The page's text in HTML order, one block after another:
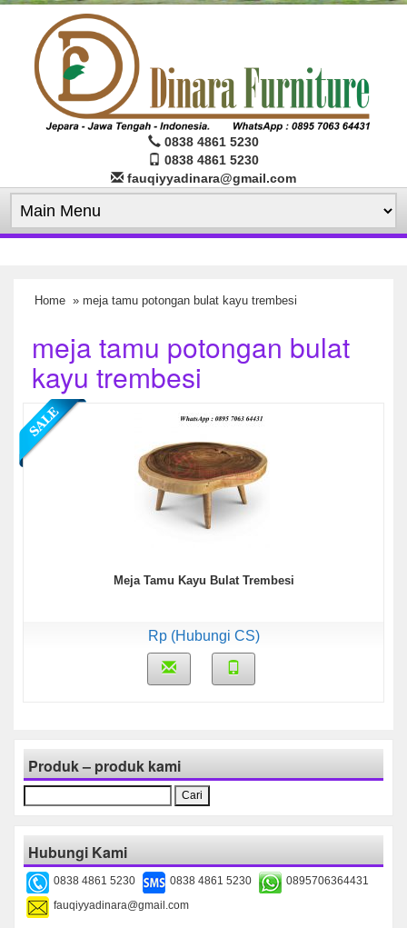
0838 4861 5230
0838 4861 5230
fauqiyyadinara@gmail.com
Home » meja tamu potongan bulat kayu trembesi
meja tamu potongan bulat
kayu trembesi
Meja Tamu Kayu Bulat Trembesi
Rp (Hubungi CS)
Produk – produk kami
untuk:
Hubungi Kami
0838 4861 5230 0838 4861 5230
0895706364431
fauqiyyadinara@gmail.com